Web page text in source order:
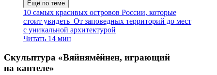
Ещё по теме
10 самых красивых островов России, которые
стоит увидеть От заповедных территорий до мест
с уникальной архитектурой
Читать 14 мин
Скульптура «Вяйнямёйнен, играющий
на кантеле»